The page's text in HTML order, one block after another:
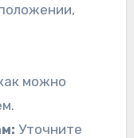
можно
Уточните